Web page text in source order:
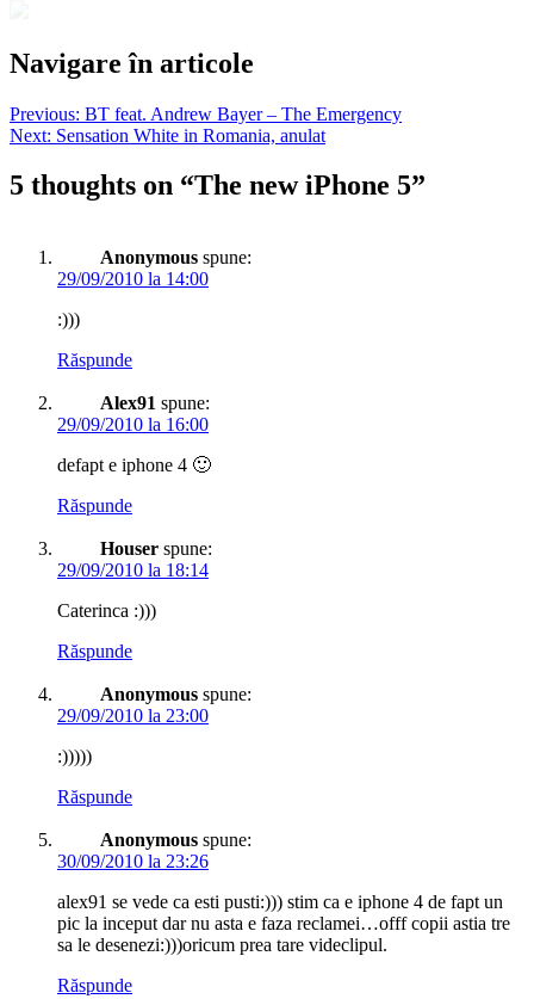
Navigare în articole
Previous: BT feat. Andrew Bayer – The Emergency
Next: Sensation White in Romania, anulat
5 thoughts on “The new iPhone 5”
Anonymous spune:
29/09/2010 la 14:00
:)))
Răspunde
Alex91 spune:
29/09/2010 la 16:00
defapt e iphone 4 🙂
Răspunde
Houser spune:
29/09/2010 la 18:14
Caterinca :)))
Răspunde
Anonymous spune:
29/09/2010 la 23:00
:)))))
Răspunde
Anonymous spune:
30/09/2010 la 23:26
alex91 se vede ca esti pusti:))) stim ca e iphone 4 de fapt un
pic la inceput dar nu asta e faza reclamei…offf copii astia tre
sa le desenezi:)))oricum prea tare videclipul.
Răspunde